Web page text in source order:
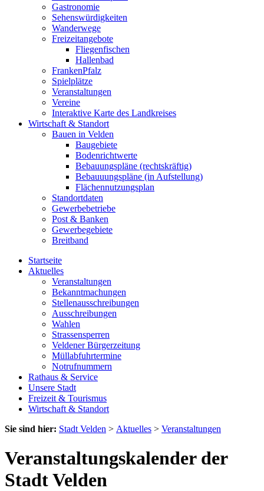
Gastronomie
Sehenswürdigkeiten
Wanderwege
Freizeitangebote
Fliegenfischen
Hallenbad
FrankenPfalz
Spielplätze
Veranstaltungen
Vereine
Interaktive Karte des Landkreises
Wirtschaft & Standort
Bauen in Velden
Baugebiete
Bodenrichtwerte
Bebauungspläne (rechtskräftig)
Bebauuungspläne (in Aufstellung)
Flächennutzungsplan
Standortdaten
Gewerbebetriebe
Post & Banken
Gewerbegebiete
Breitband
Startseite
Aktuelles
Veranstaltungen
Bekanntmachungen
Stellenausschreibungen
Ausschreibungen
Wahlen
Strassensperren
Veldener Bürgerzeitung
Müllabfuhrtermine
Notrufnummern
Rathaus & Service
Unsere Stadt
Freizeit & Tourismus
Wirtschaft & Standort
Sie sind hier: Stadt Velden > Aktuelles > Veranstaltungen
Veranstaltungskalender der
Stadt Velden